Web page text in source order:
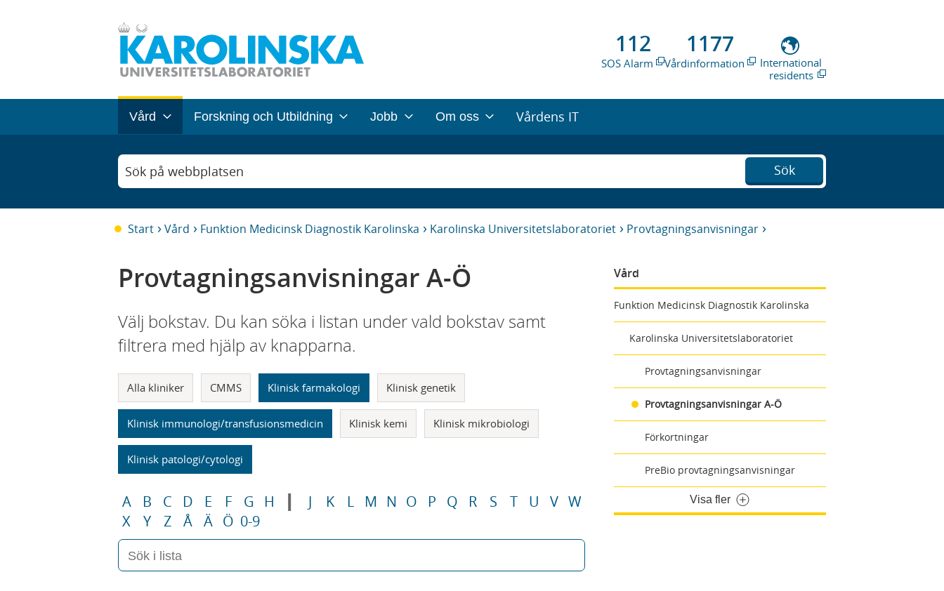
112
SOS Alarm
1177
Vårdinformation
International
residents
Vård Forskning och Utbildning Jobb Om oss Vårdens IT
Sök på webbplatsen Sök
Start Vård Funktion Medicinsk Diagnostik Karolinska Karolinska Universitetslaboratoriet Provtagningsanvisningar
Vård
Funktion Medicinsk Diagnostik Karolinska
Karolinska Universitetslaboratoriet
Provtagningsanvisningar
Provtagningsanvisningar A-Ö
Förkortningar
PreBio provtagningsanvisningar
Visa fler
Provtagningsanvisningar A-Ö
Välj bokstav. Du kan söka i listan under vald bokstav samt
filtrera med hjälp av knapparna.
Alla kliniker CMMS Klinisk farmakologi Klinisk genetik
Klinisk immunologi/transfusionsmedicin Klinisk kemi Klinisk mikrobiologi
Klinisk patologi/cytologi
A B C D E F G H I J K L M N O P Q R S T U V W
X
Y Z Å Ä Ö 0-9